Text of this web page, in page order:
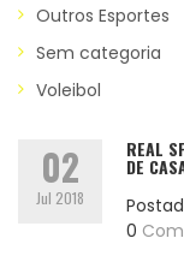
Outros Esportes
Sem categoria
Voleibol
02
Jul 2018
REAL
DE
0